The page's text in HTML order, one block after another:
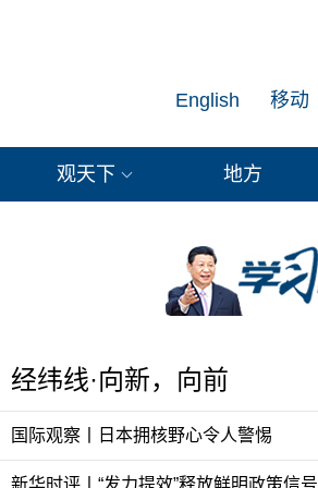
移动
English
观天下 地方
经纬线·向新，向前
国际观察丨日本拥核野心令人警惕
新华时评丨“发力提效”释放鲜明政策信号